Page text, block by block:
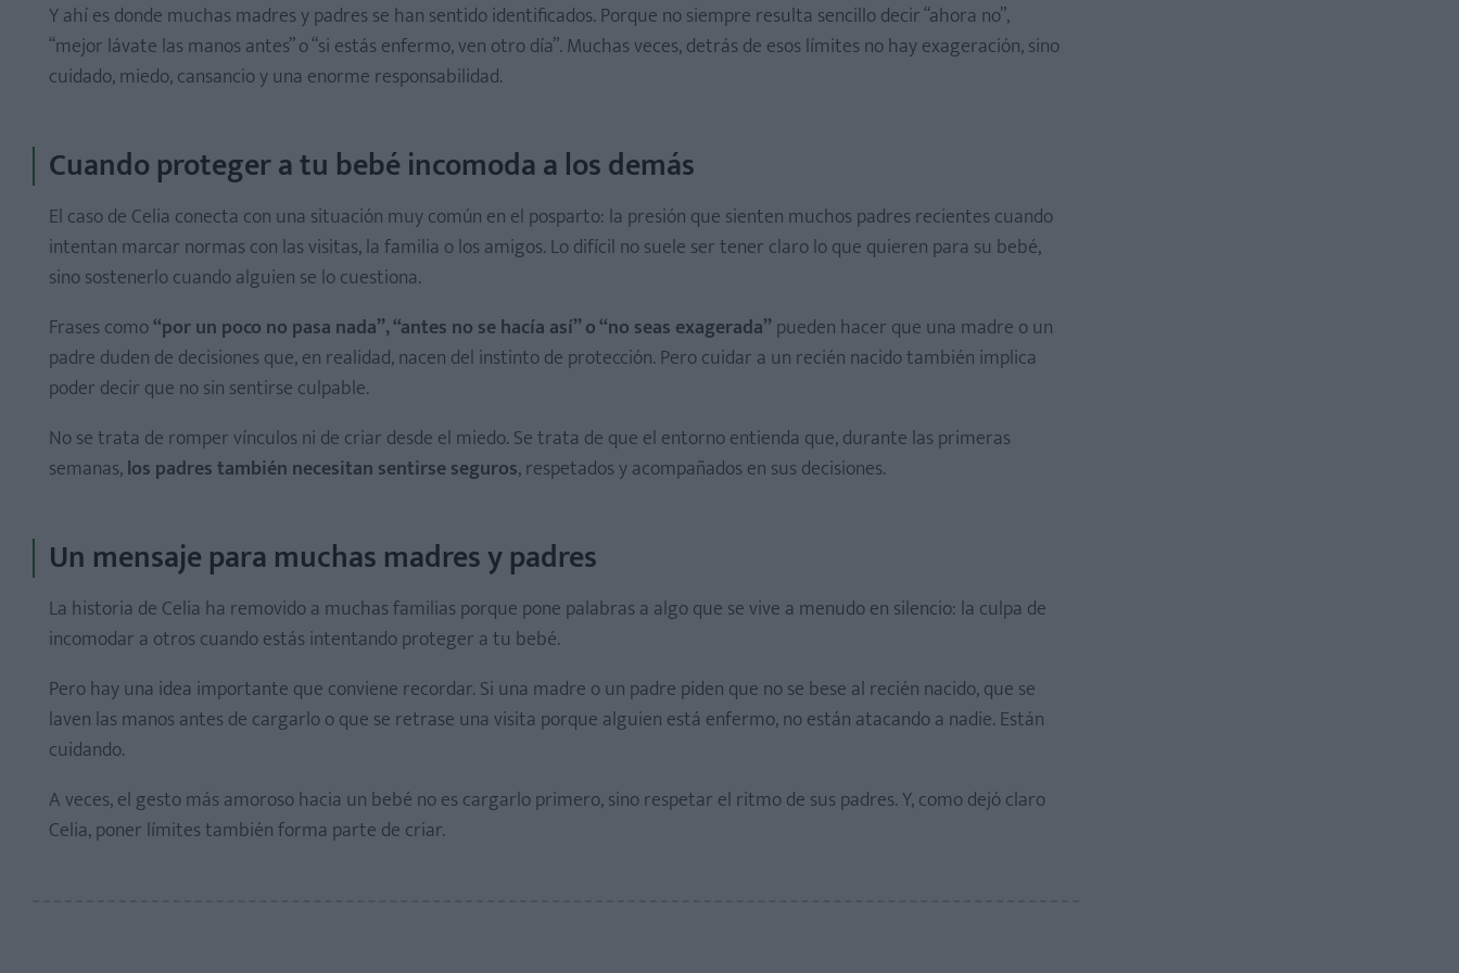
Y ahí es donde muchas madres y padres se han sentido identificados. Porque no siempre resulta sencillo decir “ahora no”,
“mejor lávate las manos antes” o “si estás enfermo, ven otro día”. Muchas veces, detrás de esos límites no hay exageración, sino
cuidado, miedo, cansancio y una enorme responsabilidad.
Cuando proteger a tu bebé incomoda a los demás
El caso de Celia conecta con una situación muy común en el posparto: la presión que sienten muchos padres recientes cuando
intentan marcar normas con las visitas, la familia o los amigos. Lo difícil no suele ser tener claro lo que quieren para su bebé,
sino sostenerlo cuando alguien se lo cuestiona.
Frases como“por un poco no pasa nada”, “antes no se hacía así” o “no seas exagerada” pueden hacer que una madre o un
padre duden de decisiones que, en realidad, nacen del instinto de protección. Pero cuidar a un recién nacido también implica
poder decir que no sin sentirse culpable.
No se trata de romper vínculos ni de criar desde el miedo. Se trata de que el entorno entienda que, durante las primeras
semanas,los padres también necesitan sentirse seguros, respetados y acompañados en sus decisiones.
Un mensaje para muchas madres y padres
La historia de Celia ha removido a muchas familias porque pone palabras a algo que se vive a menudo en silencio: la culpa de
incomodar a otros cuando estás intentando proteger a tu bebé.
Pero hay una idea importante que conviene recordar. Si una madre o un padre piden que no se bese al recién nacido, que se
laven las manos antes de cargarlo o que se retrase una visita porque alguien está enfermo, no están atacando a nadie. Están
cuidando.
A veces, el gesto más amoroso hacia un bebé no es cargarlo primero, sino respetar el ritmo de sus padres. Y, como dejó claro
Celia, poner límites también forma parte de criar.